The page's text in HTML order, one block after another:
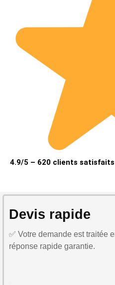
4.9/5 – 620 clients satisfaits
Devis rapide
✅ Votre demande est traitée
réponse rapide garantie.